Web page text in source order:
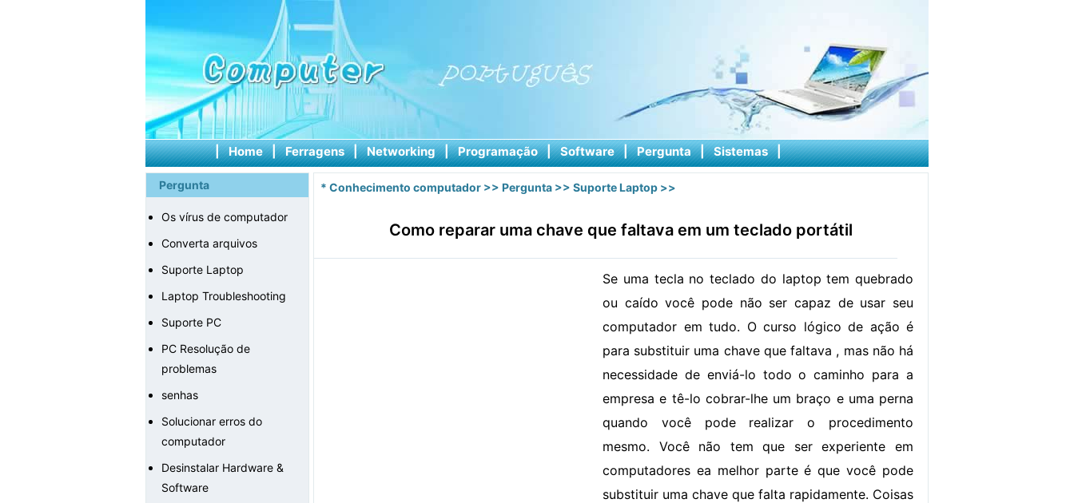
| Home | Ferragens | Networking | Programação | Software | Pergunta | Sistemas |
Pergunta
Os vírus de computador
Converta arquivos
Suporte Laptop
Laptop Troubleshooting
Suporte PC
PC Resolução de
problemas
senhas
Solucionar erros do
computador
Desinstalar Hardware &
Software
* Conhecimento computador >> Pergunta >> Suporte Laptop >>
Como reparar uma chave que faltava em um teclado portátil
Se uma tecla no teclado do laptop tem quebrado
ou caído você pode não ser capaz de usar seu
computador em tudo. O curso lógico de ação é
para substituir uma chave que faltava , mas não há
necessidade de enviá-lo todo o caminho para a
empresa e tê-lo cobrar-lhe um braço e uma perna
quando você pode realizar o procedimento
mesmo. Você não tem que ser experiente em
computadores ea melhor parte é que você pode
substituir uma chave que falta rapidamente. Coisas